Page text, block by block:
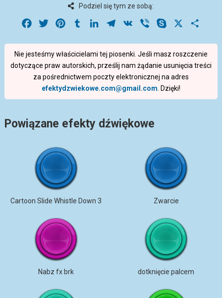
Podziel się tym ze sobą:
Facebook
Twitter PinterestTumblrLinkedInTelegram
VK Viber Skype
Nie jesteśmy właścicielami tej piosenki. Jeśli masz roszczenie
dotyczące praw autorskich, prześlij nam żądanie usunięcia treści
za pośrednictwem poczty elektronicznej na adres
efektydzwiekowe.com@gmail.com . Dzięki!
Powiązane efekty dźwiękowe
Cartoon Slide Whistle Down 3 Zwarcie
Nabz fx brk dotknięcie palcem